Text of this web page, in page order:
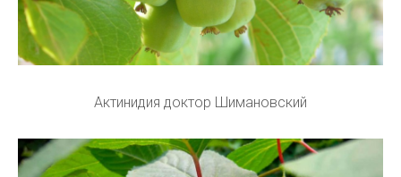
Актинидия доктор Шимановский